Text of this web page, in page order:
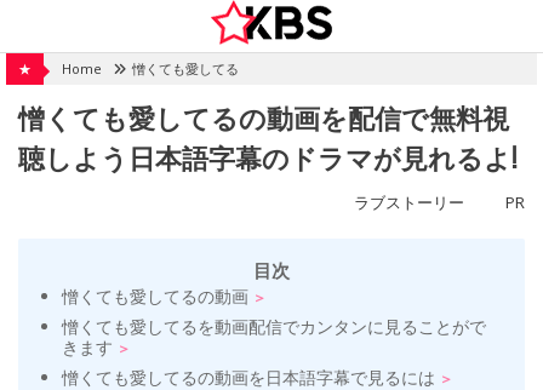
content
★ Home 憎くても愛してる
憎くても愛してるの動画を配信で無料視
聴しよう日本語字幕のドラマが見れるよ!
ラブストーリー PR
目次
憎くても愛してるの動画
憎くても愛してるを動画配信でカンタンに見ることがで
きます
憎くても愛してるの動画を日本語字幕で見るには